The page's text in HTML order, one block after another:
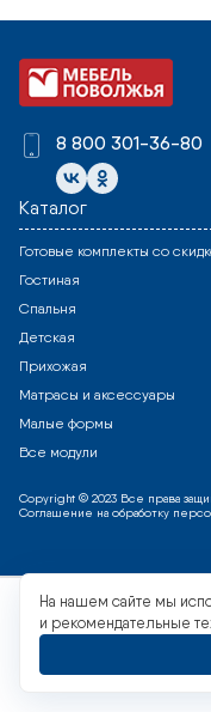
8 800 301-36-80
Каталог
Готовые комплекты со
Гостиная
Спальня
Детская
Прихожая
Матрасы и аксессуары
Малые формы
Все модули
Copyright © 2023 Все права
Соглашение на обработку
На нашем сайте мы
и рекомендательные